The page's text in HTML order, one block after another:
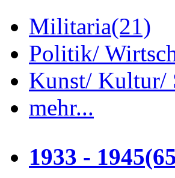
Militaria(21)
Politik/
Kunst/ Kultur/
mehr...
1933 - 1945